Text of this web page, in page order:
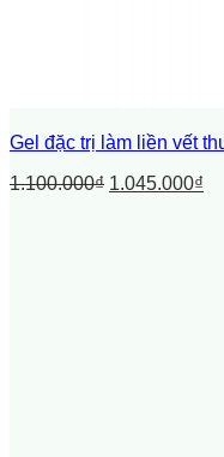
Gel đặc trị làm liền vết
1.100.000₫ 1.045.000₫